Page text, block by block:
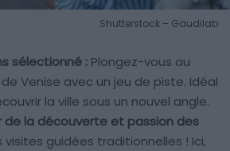
Shutterstock – Gaudilab
sélectionné : Plongez-vous au
Venise avec un jeu de piste. Idéal
la ville sous un nouvel angle.
de la découverte et passion des
visites guidées traditionnelles ! Ici,